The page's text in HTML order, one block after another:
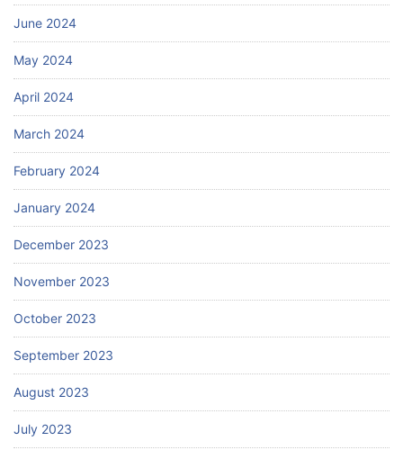
June 2024
May 2024
April 2024
March 2024
February 2024
January 2024
December 2023
November 2023
October 2023
September 2023
August 2023
July 2023